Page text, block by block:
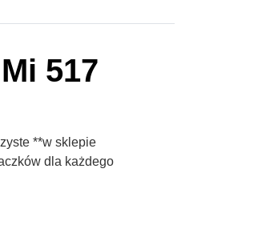
517
**w sklepie
dla każdego